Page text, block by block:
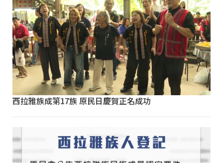
西拉雅族成第17族 原民日慶賀正名成功